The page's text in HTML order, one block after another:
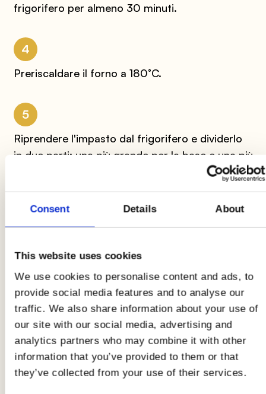
Consent Details About
This website uses cookies
We use cookies to personalise content and ads, to
provide social media features and to analyse our
traffic. We also share information about your use of
our site with our social media, advertising and
analytics partners who may combine it with other
information that you’ve provided to them or that
they’ve collected from your use of their services.
frigorifero per almeno 30 minuti.
4
Preriscaldare il forno a 180°C.
5
Riprendere l'impasto dal frigorifero e dividerlo
in due parti: una più grande per la base e una più
dell'impasto su una superficie infarinata fino a
ottenere uno spessore di circa 3-4 mm.
7
Trasferire l'impasto in una teglia per crostate di
circa 25 cm, premendo bene sui bordi.